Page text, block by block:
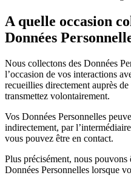
A quelle occasion
Données
Nous collectons des Données
l’occasion de vos interactions
recueillies directement auprès
transmettez volontairement.
Vos Données Personnelles
indirectement, par
vous pouvez être en contact.
Plus précisément, nous pouvons
Données Personnelles lorsque